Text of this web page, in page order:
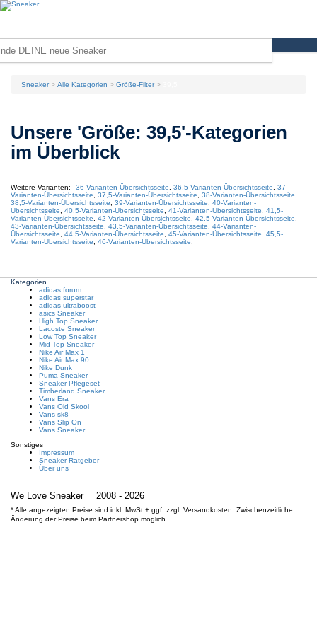
Sneaker Alle Kategorien Größe-Filter
Unsere 'Größe: 39,5'-Kategorien
im Überblick
Weitere Varianten: 36-Varianten-Übersichtsseite 36,5-Varianten-Übersichtsseite 37-
Varianten-Übersichtsseite
37,5-Varianten-Übersichtsseite 38-Varianten-Übersichtsseite
38,5-Varianten-Übersichtsseite 39-Varianten-Übersichtsseite 40-Varianten-
Übersichtsseite
40,5-Varianten-Übersichtsseite 41-Varianten-Übersichtsseite 41,5-
Varianten-Übersichtsseite
42-Varianten-Übersichtsseite 42,5-Varianten-Übersichtsseite
43-Varianten-Übersichtsseite 43,5-Varianten-Übersichtsseite 44-Varianten-
Übersichtsseite
44,5-Varianten-Übersichtsseite 45-Varianten-Übersichtsseite 45,5-
Varianten-Übersichtsseite
46-Varianten-Übersichtsseite
Kategorien
adidas forum
adidas superstar
adidas ultraboost
asics Sneaker
High Top Sneaker
Lacoste Sneaker
Low Top Sneaker
Mid Top Sneaker
Nike Air Max 1
Nike Air Max 90
Nike Dunk
Puma Sneaker
Sneaker Pflegeset
Timberland Sneaker
Vans Era
Vans Old Skool
Vans sk8
Vans Slip On
Vans Sneaker
Sonstiges
Impressum
Sneaker-Ratgeber
Über uns
We Love Sneaker 2008 - 2026
* Alle angezeigten Preise sind inkl. MwSt + ggf. zzgl. Versandkosten. Zwischenzeitliche
Änderung der Preise beim Partnershop möglich.